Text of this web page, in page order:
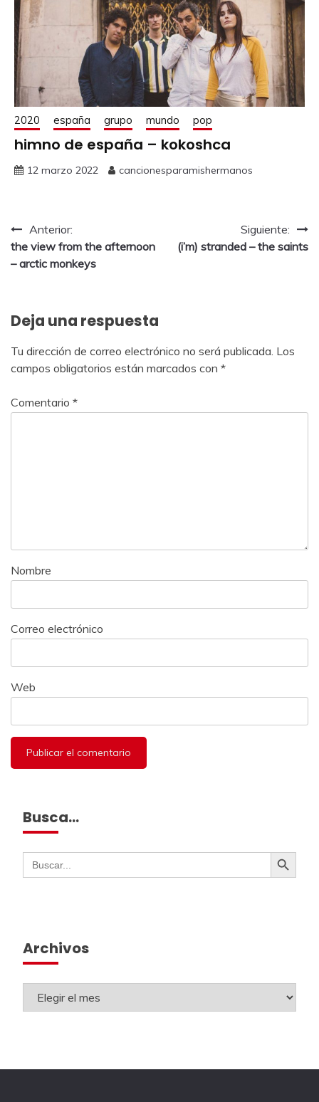
2020 españa grupo mundo pop
himno de españa – kokoshca
12 marzo 2022 cancionesparamishermanos
Anterior:
the view from the afternoon
– arctic monkeys
Siguiente:
(i’m) stranded – the saints
Deja una respuesta
Tu dirección de correo electrónico no será publicada. Los
campos obligatorios están marcados con *
Comentario *
Nombre
Correo electrónico
Web
Busca…
Buscar: Botón de búsqueda
Archivos